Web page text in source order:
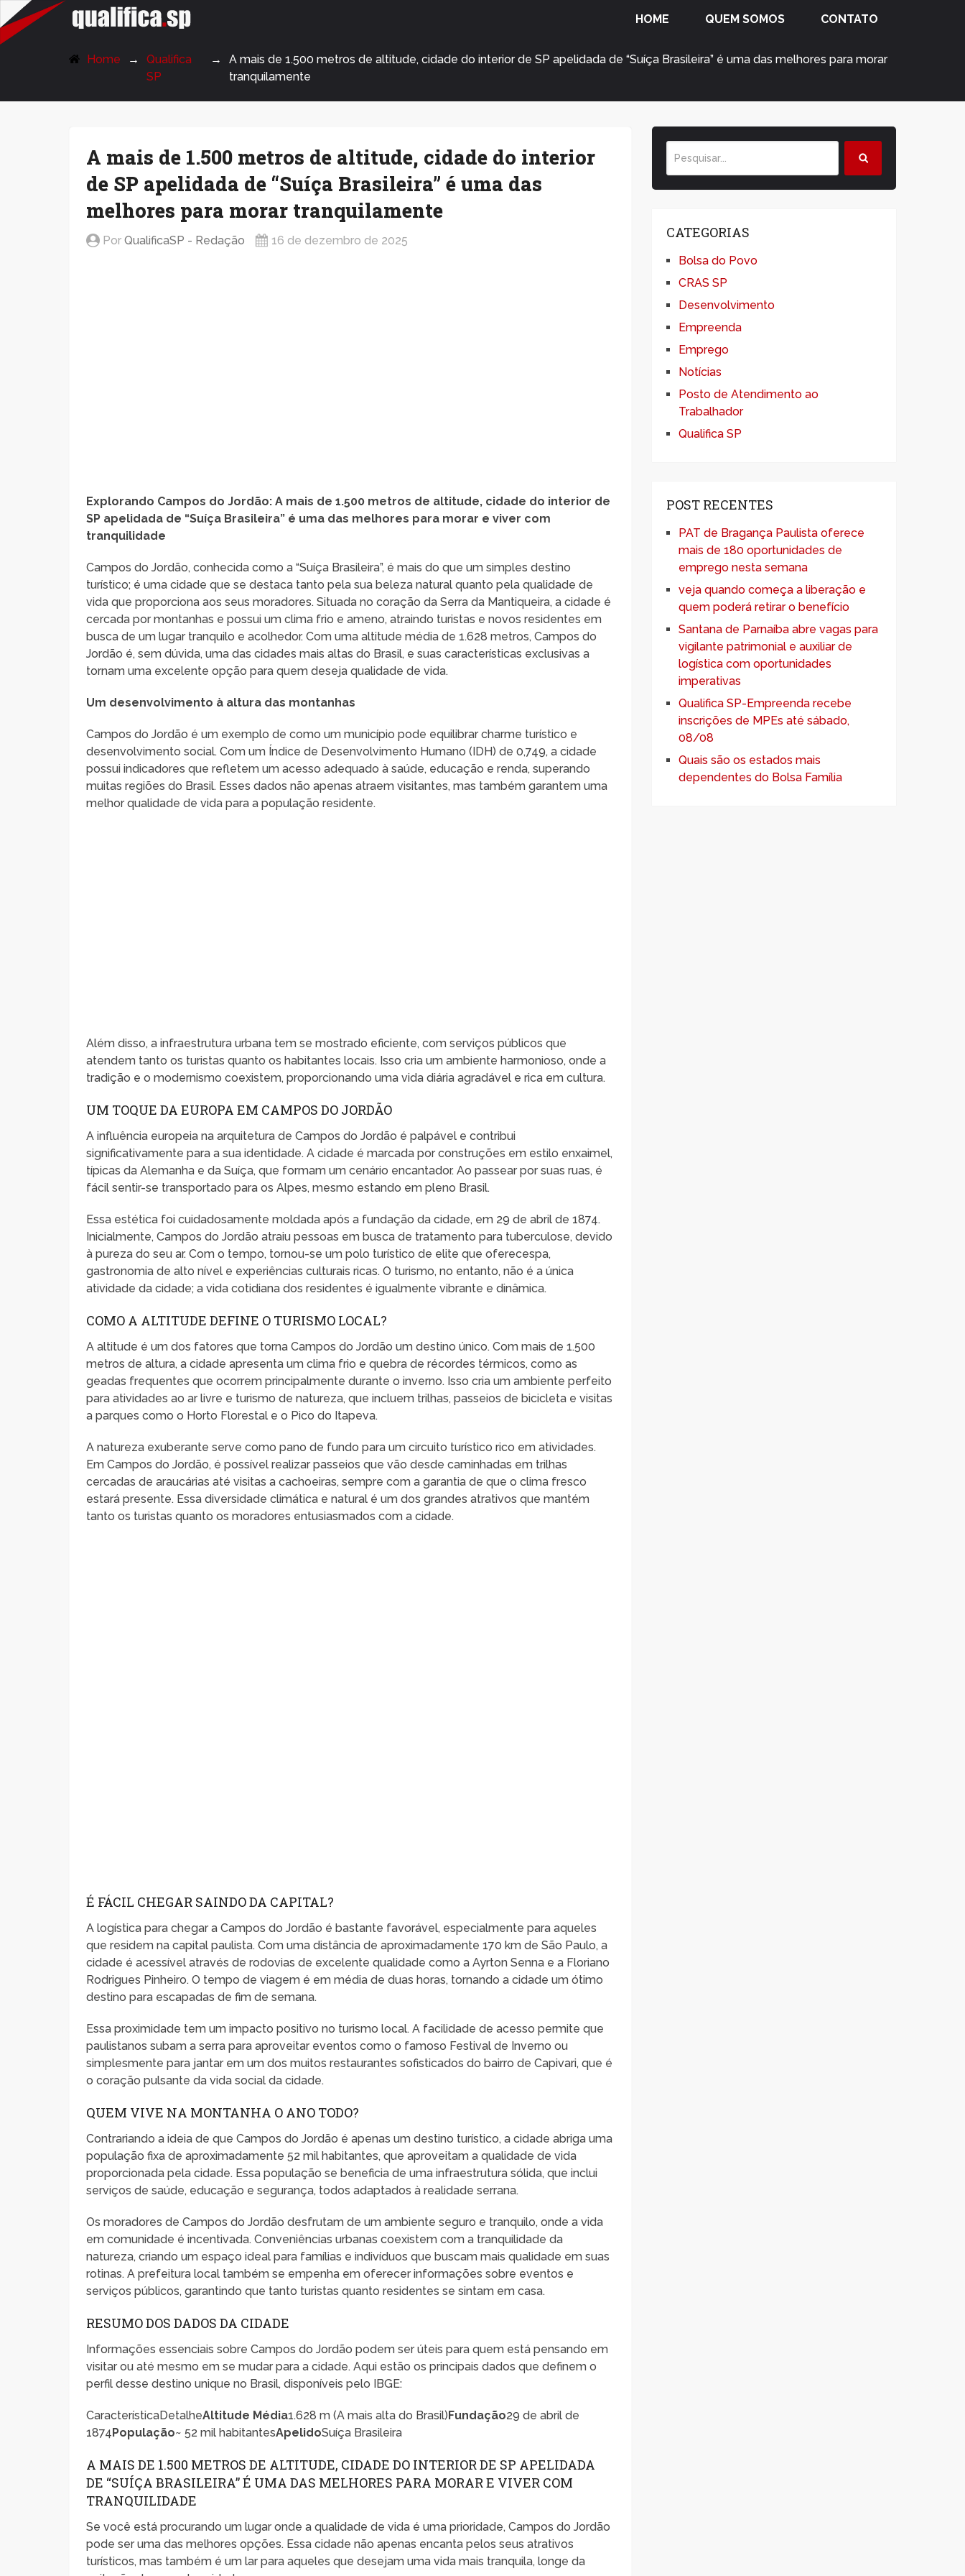
QualificaSP.com HOME QUEM SOMOS CONTATO
Home
Qualifica
SP
A mais de 1.500 metros de altitude, cidade do interior de SP apelidada de “Suíça Brasileira” é uma das melhores para morar
tranquilamente
A mais de 1.500 metros de altitude, cidade do interior
de SP apelidada de “Suíça Brasileira” é uma das
melhores para morar tranquilamente
PorQualificaSP - Redação 16 de dezembro de 2025
Explorando Campos do Jordão: A mais de 1.500 metros de altitude, cidade do interior de
SP apelidada de “Suíça Brasileira” é uma das melhores para morar e viver com
tranquilidade
Campos do Jordão, conhecida como a “Suíça Brasileira”, é mais do que um simples destino
turístico; é uma cidade que se destaca tanto pela sua beleza natural quanto pela qualidade de
vida que proporciona aos seus moradores. Situada no coração da Serra da Mantiqueira, a cidade é
cercada por montanhas e possui um clima frio e ameno, atraindo turistas e novos residentes em
busca de um lugar tranquilo e acolhedor. Com uma altitude média de 1.628 metros, Campos do
Jordão é, sem dúvida, uma das cidades mais altas do Brasil, e suas características exclusivas a
tornam uma excelente opção para quem deseja qualidade de vida.
Um desenvolvimento à altura das montanhas
Campos do Jordão é um exemplo de como um município pode equilibrar charme turístico e
desenvolvimento social. Com um Índice de Desenvolvimento Humano (IDH) de 0,749, a cidade
possui indicadores que refletem um acesso adequado à saúde, educação e renda, superando
muitas regiões do Brasil. Esses dados não apenas atraem visitantes, mas também garantem uma
melhor qualidade de vida para a população residente.
Além disso, a infraestrutura urbana tem se mostrado eficiente, com serviços públicos que
atendem tanto os turistas quanto os habitantes locais. Isso cria um ambiente harmonioso, onde a
tradição e o modernismo coexistem, proporcionando uma vida diária agradável e rica em cultura.
UM TOQUE DA EUROPA EM CAMPOS DO JORDÃO
A influência europeia na arquitetura de Campos do Jordão é palpável e contribui
significativamente para a sua identidade. A cidade é marcada por construções em estilo enxaimel,
típicas da Alemanha e da Suíça, que formam um cenário encantador. Ao passear por suas ruas, é
fácil sentir-se transportado para os Alpes, mesmo estando em pleno Brasil.
Essa estética foi cuidadosamente moldada após a fundação da cidade, em 29 de abril de 1874.
Inicialmente, Campos do Jordão atraiu pessoas em busca de tratamento para tuberculose, devido
à pureza do seu ar. Com o tempo, tornou-se um polo turístico de elite que oferecespa,
gastronomia de alto nível e experiências culturais ricas. O turismo, no entanto, não é a única
atividade da cidade; a vida cotidiana dos residentes é igualmente vibrante e dinâmica.
COMO A ALTITUDE DEFINE O TURISMO LOCAL?
A altitude é um dos fatores que torna Campos do Jordão um destino único. Com mais de 1.500
metros de altura, a cidade apresenta um clima frio e quebra de récordes térmicos, como as
geadas frequentes que ocorrem principalmente durante o inverno. Isso cria um ambiente perfeito
para atividades ao ar livre e turismo de natureza, que incluem trilhas, passeios de bicicleta e visitas
a parques como o Horto Florestal e o Pico do Itapeva.
A natureza exuberante serve como pano de fundo para um circuito turístico rico em atividades.
Em Campos do Jordão, é possível realizar passeios que vão desde caminhadas em trilhas
cercadas de araucárias até visitas a cachoeiras, sempre com a garantia de que o clima fresco
estará presente. Essa diversidade climática e natural é um dos grandes atrativos que mantém
tanto os turistas quanto os moradores entusiasmados com a cidade.
É FÁCIL CHEGAR SAINDO DA CAPITAL?
A logística para chegar a Campos do Jordão é bastante favorável, especialmente para aqueles
que residem na capital paulista. Com uma distância de aproximadamente 170 km de São Paulo, a
cidade é acessível através de rodovias de excelente qualidade como a Ayrton Senna e a Floriano
Rodrigues Pinheiro. O tempo de viagem é em média de duas horas, tornando a cidade um ótimo
destino para escapadas de fim de semana.
Essa proximidade tem um impacto positivo no turismo local. A facilidade de acesso permite que
paulistanos subam a serra para aproveitar eventos como o famoso Festival de Inverno ou
simplesmente para jantar em um dos muitos restaurantes sofisticados do bairro de Capivari, que é
o coração pulsante da vida social da cidade.
QUEM VIVE NA MONTANHA O ANO TODO?
Contrariando a ideia de que Campos do Jordão é apenas um destino turístico, a cidade abriga uma
população fixa de aproximadamente 52 mil habitantes, que aproveitam a qualidade de vida
proporcionada pela cidade. Essa população se beneficia de uma infraestrutura sólida, que inclui
serviços de saúde, educação e segurança, todos adaptados à realidade serrana.
Os moradores de Campos do Jordão desfrutam de um ambiente seguro e tranquilo, onde a vida
em comunidade é incentivada. Conveniências urbanas coexistem com a tranquilidade da
natureza, criando um espaço ideal para famílias e indivíduos que buscam mais qualidade em suas
rotinas. A prefeitura local também se empenha em oferecer informações sobre eventos e
serviços públicos, garantindo que tanto turistas quanto residentes se sintam em casa.
RESUMO DOS DADOS DA CIDADE
Informações essenciais sobre Campos do Jordão podem ser úteis para quem está pensando em
visitar ou até mesmo em se mudar para a cidade. Aqui estão os principais dados que definem o
perfil desse destino unique no Brasil, disponíveis pelo IBGE:
CaracterísticaDetalheAltitude Média1.628 m (A mais alta do Brasil)Fundação29 de abril de
1874População~ 52 mil habitantesApelidoSuíça Brasileira
A MAIS DE 1.500 METROS DE ALTITUDE, CIDADE DO INTERIOR DE SP APELIDADA
DE “SUÍÇA BRASILEIRA” É UMA DAS MELHORES PARA MORAR E VIVER COM
TRANQUILIDADE
Se você está procurando um lugar onde a qualidade de vida é uma prioridade, Campos do Jordão
pode ser uma das melhores opções. Essa cidade não apenas encanta pelos seus atrativos
turísticos, mas também é um lar para aqueles que desejam uma vida mais tranquila, longe da
CATEGORIAS
Bolsa do Povo
CRAS SP
Desenvolvimento
Empreenda
Emprego
Notícias
Posto de Atendimento ao
Trabalhador
Qualifica SP
POST RECENTES
PAT de Bragança Paulista oferece
mais de 180 oportunidades de
emprego nesta semana
veja quando começa a liberação e
quem poderá retirar o benefício
Santana de Parnaíba abre vagas para
vigilante patrimonial e auxiliar de
logística com oportunidades
imperativas
Qualifica SP-Empreenda recebe
inscrições de MPEs até sábado,
08/08
Quais são os estados mais
dependentes do Bolsa Família